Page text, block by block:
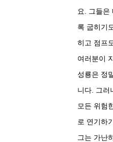
요. 그들은
록 굽히기
히고 점프
여러분이
성룡은 정
니다. 그러
모든 위험
로 연기하
그는 가난